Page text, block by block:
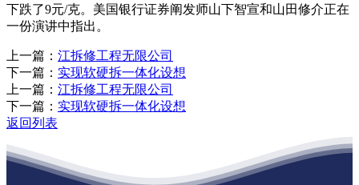
下跌了9元/克。美国银行证券阐发师山下智宣和山田修介正在
一份演讲中指出。
上一篇： 江拆修工程无限公司
下一篇： 实现软硬拆一体化设想
上一篇： 江拆修工程无限公司
下一篇： 实现软硬拆一体化设想
返回列表